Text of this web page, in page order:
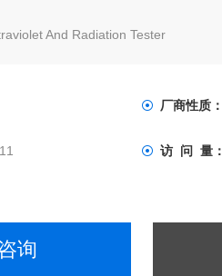
And Radiation Tester
厂商性质：
访 问 量：
询